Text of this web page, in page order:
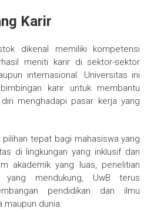
Karir
dikenal memiliki kompetensi
meniti karir di sektor-sektor
internasional. Universitas ini
karir untuk membantu
menghadapi pasar kerja yang
pilihan tepat bagi mahasiswa yang
di lingkungan yang inklusif dan
akademik yang luas, penelitian
mendukung, UwB terus
pendidikan dan ilmu
maupun dunia.